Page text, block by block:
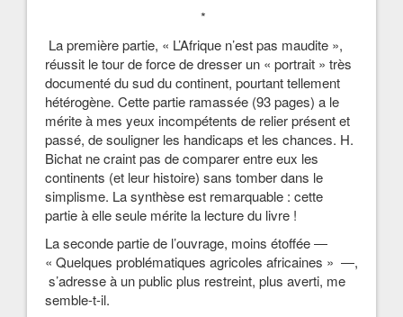
*
La première partie, « L’Afrique n’est pas maudite »,
réussit le tour de force de dresser un « portrait » très
documenté du sud du continent, pourtant tellement
hétérogène. Cette partie ramassée (93 pages) a le
mérite à mes yeux incompétents de relier présent et
passé, de souligner les handicaps et les chances. H.
Bichat ne craint pas de comparer entre eux les
continents (et leur histoire) sans tomber dans le
simplisme. La synthèse est remarquable : cette
partie à elle seule mérite la lecture du livre !
La seconde partie de l’ouvrage, moins étoffée ―
« Quelques problématiques agricoles africaines » ―,
s’adresse à un public plus restreint, plus averti, me
semble-t-il.